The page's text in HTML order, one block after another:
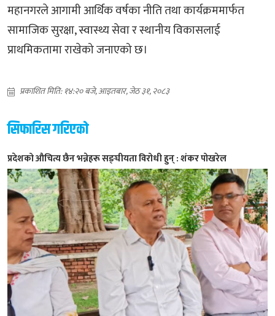
महानगरले आगामी आर्थिक वर्षका नीति तथा कार्यक्रममार्फत
सामाजिक सुरक्षा, स्वास्थ्य सेवा र स्थानीय विकासलाई
प्राथमिकतामा राखेको जनाएको छ।
प्रकाशित मिति: १४:२० बजे, आइतबार, जेठ ३१, २०८३
सिफारिस गरिएको
प्रदेशको औचित्य छैन भन्नेहरू सङ्घीयता विरोधी हुन् : शंकर पोखरेल